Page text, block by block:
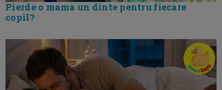
Pierde o mama un dinte pentru fiecare
copil?